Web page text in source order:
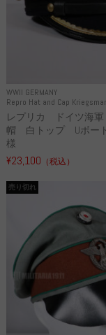
WWII GERMANY
Repro Hat and Cap
レプリカ ドイツ海
帽 白トップ Uボー
様
¥23,100 （税込）
売り切れ